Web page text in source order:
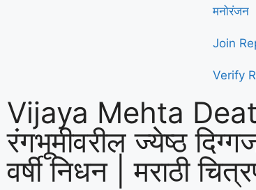
मनोरंजन
Join
Verify
Vijaya Mehta
रंगभूमीवरील ज्येष्ठ
वर्षी निधन | मराठी